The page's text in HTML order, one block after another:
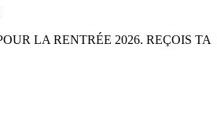
LA RENTRÉE 2026. REÇOIS TA